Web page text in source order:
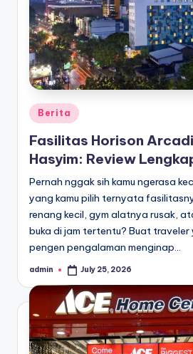
Posted
in
Berita
Fasilitas Horison
Hasyim: Review
Pernah nggak sih kamu ngerasa
yang kamu pilih ternyata
renang kecil, gym alatnya rusak,
buka di jam tertentu? Buat traveler
pengen pengalaman menginap…
Posted
admin July 25, 2026